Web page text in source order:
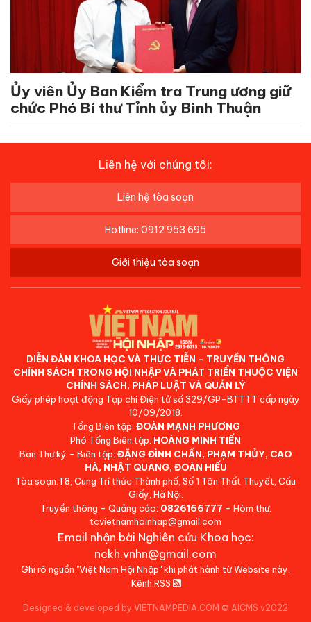
Ủy viên Ủy Ban Kiểm tra Trung ương giữ
chức Phó Bí thư Tỉnh ủy Bình Thuận
Liên hệ với chúng tôi:
Liên hệ tòa soạn
Hotline: 0912 953 695
Giới thiệu tòa soạn
DIỄN ĐÀN KHOA HỌC VÀ THỰC TIỄN - TRUYỀN THÔNG
CHÍNH SÁCH TRONG HỘI NHẬP VÀ PHÁT TRIỂN THUỘC VIỆN
CHÍNH SÁCH, PHÁP LUẬT VÀ QUẢN LÝ
Giấy phép hoạt động Tạp chí Điện tử số 329/GP-BTTTT cấp ngày
10/09/2018.
Tổng Biên tập: ĐOÀN MẠNH PHƯƠNG
Phó Tổng Biên tập: HOÀNG MINH TIẾN
Ban Thư ký - Biên tập: ĐẶNG ĐÌNH CHẤN, PHẠM THỦY, CAO
HÀ, NHẬT QUANG, ĐOÀN HIẾU
Tòa soạn:T8, Cung Trí thức Thành phố, Số 1 Tôn Thất Thuyết, Cầu
Giấy, Hà Nội.
Truyền thông - Quảng cáo: 0826166777 - Hòm thư:
tcvietnamhoinhap@gmail.com
Email nhận bài Nghiên cứu Khoa học:
nckh.vnhn@gmail.com
Ghi rõ nguồn "Việt Nam Hội Nhập" khi phát hành từ Website này.
Kênh RSS
Designed & developed by VIETNAMPEDIA.COM © AICMS v2022